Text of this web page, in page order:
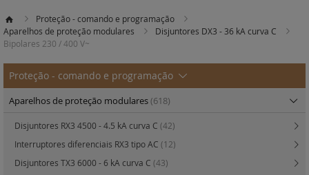
Proteção - comando e programação
Aparelhos de proteção modulares
Disjuntores DX3 - 36 kA curva C
Bipolares 230 / 400 V~
Proteção - comando e programação
Aparelhos de proteção modulares(618)
Disjuntores RX3 4500 - 4.5 kA curva C (42)
Interruptores diferenciais RX3 tipo AC (12)
Disjuntores TX3 6000 - 6 kA curva C (43)